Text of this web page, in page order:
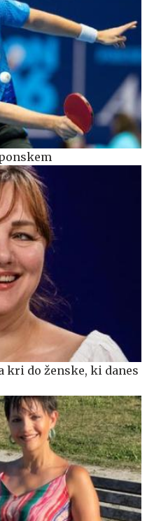
kri do ženske, ki danes